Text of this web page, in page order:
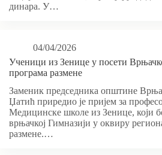
динара. У…
04/04/2026
Ученици из Зенице у посети
програма размене
Заменик председника општине
Џатић приредио је пријем за
Медицинске школе из Зенице, који
врњачкој Гимназији у оквиру
размене.…